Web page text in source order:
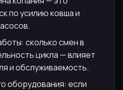
по усилию ковша и
сколько смен в
цикла — влияет
и обслуживаемость.
оборудования: если